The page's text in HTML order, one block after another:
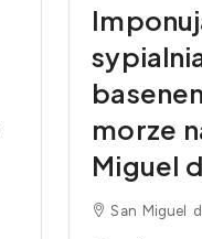
morze
Miguel
San Miguel